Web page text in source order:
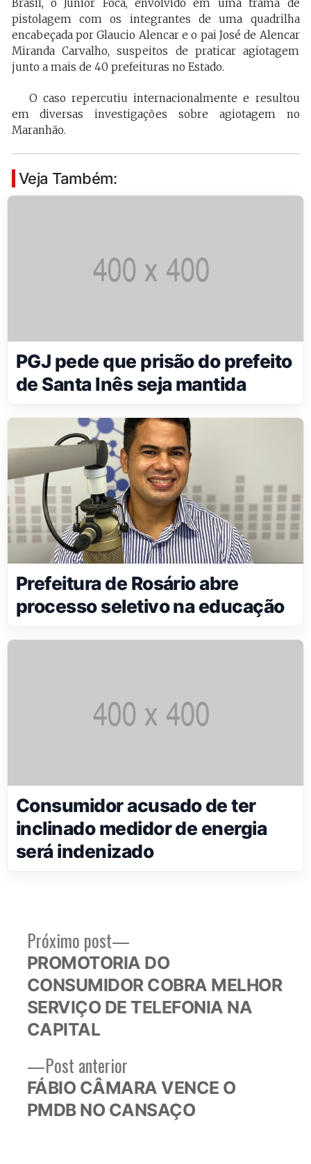
Brasil, o Júnior Foca, envolvido em uma trama de
pistolagem com os integrantes de uma quadrilha
encabeçada por Glaucio Alencar e o pai José de Alencar
Miranda Carvalho, suspeitos de praticar agiotagem
junto a mais de 40 prefeituras no Estado.
O caso repercutiu internacionalmente e resultou
em diversas investigações sobre agiotagem no
Maranhão.
Veja Também:
PGJ pede que prisão do prefeito
de Santa Inês seja mantida
Prefeitura de Rosário abre
processo seletivo na educação
Consumidor acusado de ter
inclinado medidor de energia
será indenizado
Navegação
de
Post
Post anteriorPost
anterior:
FÁBIO CÂMARA VENCE O
PMDB NO CANSAÇO
Próximo post
Próximo
post:
PROMOTORIA DO
CONSUMIDOR COBRA MELHOR
SERVIÇO DE TELEFONIA NA
CAPITAL